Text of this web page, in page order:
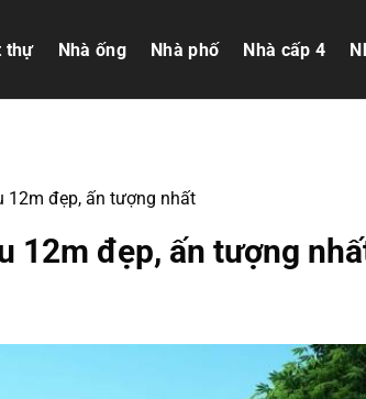
thự Nhà ống Nhà phố Nhà cấp 4
12m đẹp, ấn tượng nhất
12m đẹp, ấn tượng